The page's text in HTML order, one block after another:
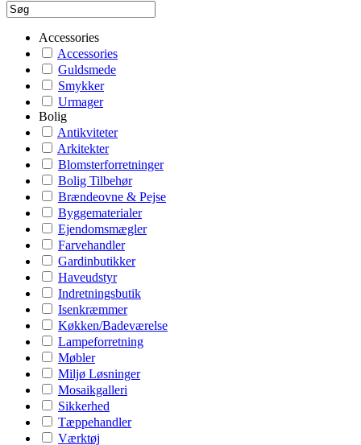
Accessories
Accessories
Guldsmede
Smykker
Urmager
Bolig
Antikviteter
Arkitekter
Blomsterforretninger
Bolig Tilbehør
Brændeovne & Pejse
Byggematerialer
Ejendomsmægler
Farvehandler
Gardinbutikker
Haveudstyr
Indretningsbutik
Isenkræmmer
Køkken/Badeværelse
Lampeforretning
Møbler
Miljø Løsninger
Mosaikgalleri
Sikkerhed
Tæppehandler
Værktøj